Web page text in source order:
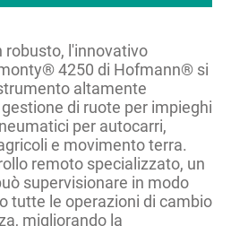
robusto, l'innovativo
4250 di Hofmann® si
altamente
di ruote per impieghi
per autocarri,
e movimento terra.
remoto specializzato, un
supervisionare in modo
tutte le operazioni di cambio
migliorando la